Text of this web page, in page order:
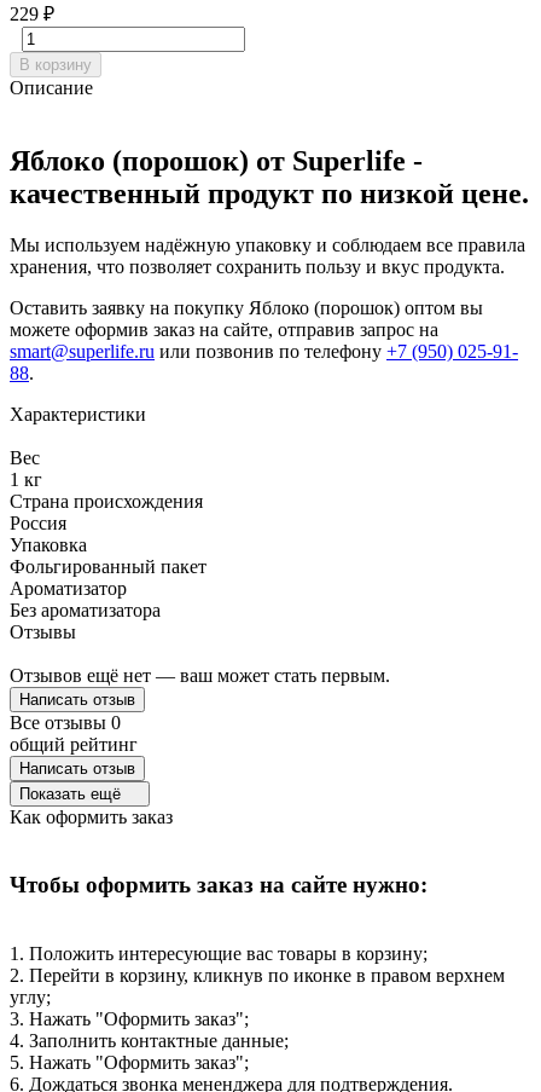
229 ₽
В корзину
Описание
Яблоко (порошок) от Superlife -
качественный продукт по низкой цене.
Мы используем надёжную упаковку и соблюдаем все правила
хранения, что позволяет сохранить пользу и вкус продукта.
Оставить заявку на покупку Яблоко (порошок) оптом вы
можете оформив заказ на сайте, отправив запрос на
smart@superlife.ru или позвонив по телефону +7 (950) 025-91-
88.
Характеристики
Вес
1 кг
Страна происхождения
Россия
Упаковка
Фольгированный пакет
Ароматизатор
Без ароматизатора
Отзывы
Отзывов ещё нет — ваш может стать первым.
Написать отзыв
Все отзывы 0
общий рейтинг
Написать отзыв
Показать ещё
Как оформить заказ
Чтобы оформить заказ на сайте нужно:
1. Положить интересующие вас товары в корзину;
2. Перейти в корзину, кликнув по иконке в правом верхнем
углу;
3. Нажать "Оформить заказ";
4. Заполнить контактные данные;
5. Нажать "Оформить заказ";
6. Дождаться звонка мененджера для подтверждения.